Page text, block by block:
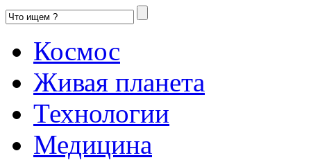
Космос
Живая планета
Технологии
Медицина